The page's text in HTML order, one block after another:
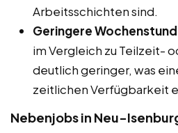
Arbeitsschichten sind.
Geringere
im Vergleich zu Teilzeit-
deutlich geringer, was
zeitlichen Verfügbarkeit
Nebenjobs in Neu-